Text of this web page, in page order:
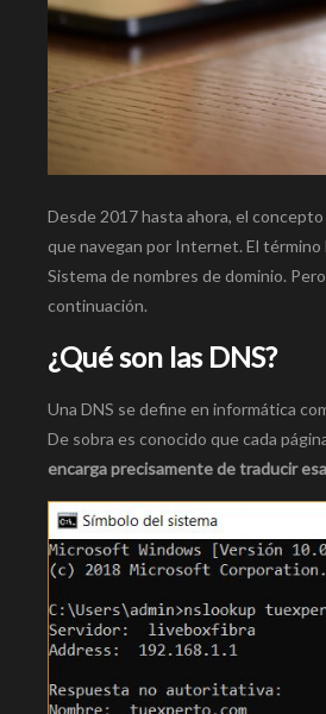
Desde 2017 hasta ahora, el
que navegan por Internet. El término
Sistema de nombres de dominio.
continuación.
¿Qué son las DNS?
Una DNS se define en informática
De sobra es conocido que cada
encarga precisamente de traducir